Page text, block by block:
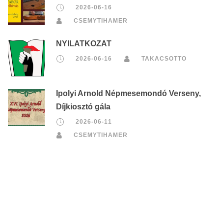
2026-06-16
CSEMYTIHAMER
NYILATKOZAT
2026-06-16 TAKACSOTTO
Ipolyi Arnold Népmesemondó Verseny,
Díjkiosztó gála
2026-06-11
CSEMYTIHAMER